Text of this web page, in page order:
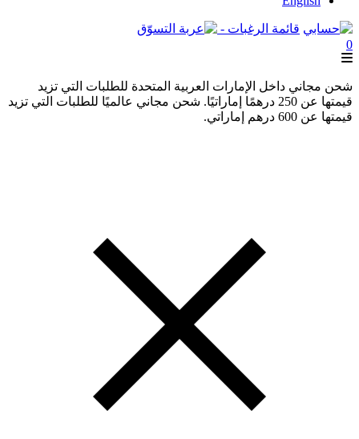
قائمة الرغبات -
0
شحن مجاني داخل الإمارات العربية المتحدة للطلبات التي تزيد
قيمتها عن 250 درهمًا إماراتيًا. شحن مجاني عالميًا للطلبات التي تزيد
قيمتها عن 600 درهم إماراتي.